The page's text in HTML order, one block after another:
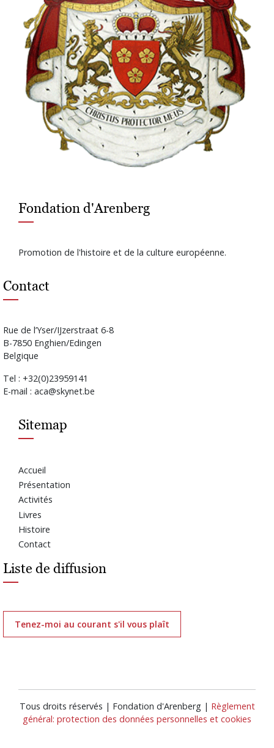
Fondation d'Arenberg
Promotion de l'histoire et de la culture européenne.
Contact
Rue de l’Yser/IJzerstraat 6-8
B-7850 Enghien/Edingen
Belgique
Tel : +32(0)23959141
E-mail : aca@skynet.be
Sitemap
Accueil
Présentation
Activités
Livres
Histoire
Contact
Liste de diffusion
Tenez-moi au courant s'il vous plaît
Tous droits réservés | Fondation d'Arenberg | Règlement
général: protection des données personnelles et cookies